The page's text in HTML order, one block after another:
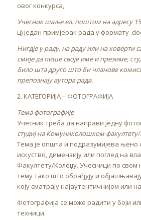
овог конкурса,
Учесник шаље ел. поштом на адресу
ц) један примјерак рада у формату
Нигдје у раду, на раду или на
смије да пише своје име и презиме,
било шта друго што би чланове
препознају аутора рада.
2. КАТЕГОРИЈА – ФОТОГРАФИЈА
Тема фотографије
Учесник треба да направи једну
студиј на Комуниколошком
Тема је општа и подразумијева њено
искуство, димензију или поглед на
Факултету/Колеџу. Учесници по свом
тему тако што обрађују и
коју сматрају најаутентичнијом или
Фотографија се може радити у боји
техници.